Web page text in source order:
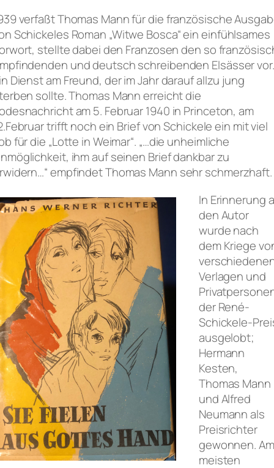
verfaßt Thomas Mann für die französische
Schickeles Roman „Witwe Bosca“ ein einfühlsames
stellte dabei den Franzosen den so
und deutsch schreibenden Elsässer vor.
Dienst am Freund, der im Jahr darauf allzu jung
sollte. Thomas Mann erreicht die
am 5. Februar 1940 in Princeton, am
trifft noch ein Brief von Schickele ein mit viel
für die „Lotte in Weimar“. „…die unheimliche
ihm auf seinen Brief dankbar zu
empfindet Thomas Mann sehr schmerzhaft.
In Erinnerung
den Autor
wurde nach
dem Kriege
Verlagen und
der René-
Schickele-
ausgelobt;
Hermann
Kesten,
Thomas Mann
und Alfred
Neumann als
Preisrichter
gewonnen. Am
meisten